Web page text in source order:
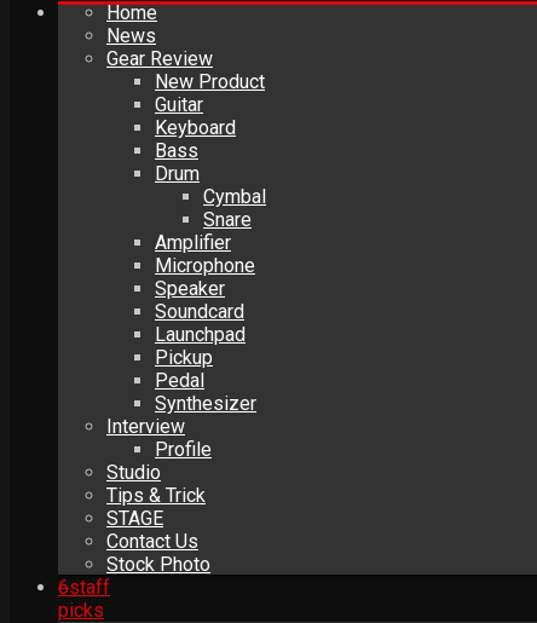
Home
News
Gear Review
New Product
Guitar
Keyboard
Bass
Drum
Cymbal
Snare
Amplifier
Microphone
Speaker
Soundcard
Launchpad
Pickup
Pedal
Synthesizer
Interview
Profile
Studio
Tips & Trick
STAGE
Contact Us
Stock Photo
6staff
picks